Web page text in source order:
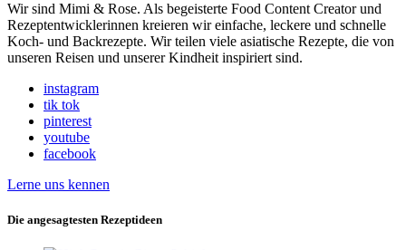
Wir sind Mimi & Rose. Als begeisterte Food Content Creator und
Rezeptentwicklerinnen kreieren wir einfache, leckere und schnelle
Koch- und Backrezepte. Wir teilen viele asiatische Rezepte, die von
unseren Reisen und unserer Kindheit inspiriert sind.
instagram
tik tok
pinterest
youtube
facebook
Lerne uns kennen
Die angesagtesten Rezeptideen